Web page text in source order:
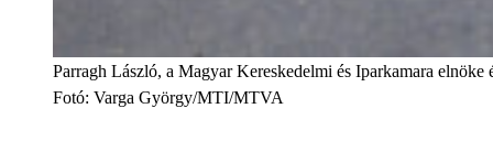
Parragh László, a Magyar Kereskedelmi és Iparkamara
Fotó: Varga György/MTI/MTVA